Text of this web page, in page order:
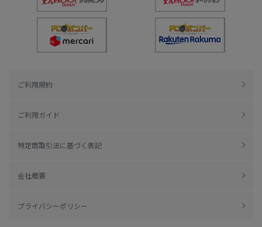
ご利用規約
ご利用ガイド
特定商取引法に基づく表記
会社概要
プライバシーポリシー